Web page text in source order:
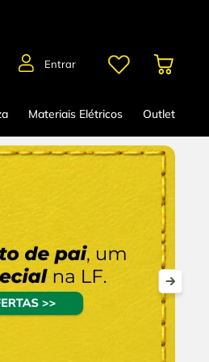
Entrar
Materiais Elétricos Outlet